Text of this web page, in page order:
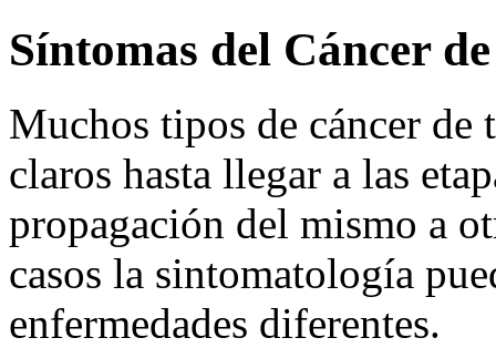
Síntomas del Cáncer
Muchos tipos de cáncer
claros hasta llegar a las
propagación del mismo a
casos la sintomatología
enfermedades diferentes.